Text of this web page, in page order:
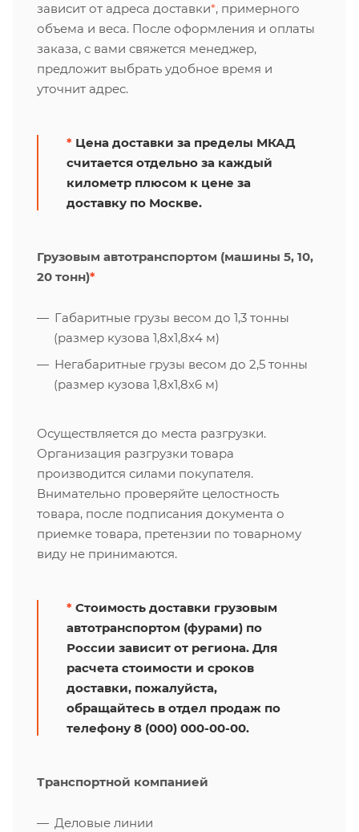
зависит от адреса доставки*, примерного
объема и веса. После оформления и оплаты
заказа, с вами свяжется менеджер,
предложит выбрать удобное время и
уточнит адрес.
* Цена доставки за пределы МКАД
считается отдельно за каждый
километр плюсом к цене за
доставку по Москве.
Грузовым автотранспортом (машины 5, 10,
20 тонн)*
Габаритные грузы весом до 1,3 тонны
(размер кузова 1,8х1,8х4 м)
Негабаритные грузы весом до 2,5 тонны
(размер кузова 1,8х1,8х6 м)
Осуществляется до места разгрузки.
Организация разгрузки товара
производится силами покупателя.
Внимательно проверяйте целостность
товара, после подписания документа о
приемке товара, претензии по товарному
виду не принимаются.
* Стоимость доставки грузовым
автотранспортом (фурами) по
России зависит от региона. Для
расчета стоимости и сроков
доставки, пожалуйста,
обращайтесь в отдел продаж по
телефону 8 (000) 000-00-00.
Транспортной компанией
Деловые линии